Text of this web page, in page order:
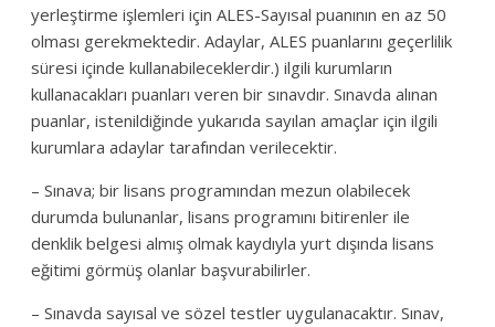
yerleştirme işlemleri için ALES-Sayısal puanının en az 50
olması gerekmektedir. Adaylar, ALES puanlarını geçerlilik
süresi içinde kullanabileceklerdir.) ilgili kurumların
kullanacakları puanları veren bir sınavdır. Sınavda alınan
puanlar, istenildiğinde yukarıda sayılan amaçlar için ilgili
kurumlara adaylar tarafından verilecektir.
– Sınava; bir lisans programından mezun olabilecek
durumda bulunanlar, lisans programını bitirenler ile
denklik belgesi almış olmak kaydıyla yurt dışında lisans
eğitimi görmüş olanlar başvurabilirler.
– Sınavda sayısal ve sözel testler uygulanacaktır. Sınav,